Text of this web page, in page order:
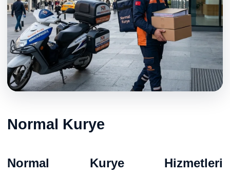
Normal Kurye
Normal Kurye Hizmetleri